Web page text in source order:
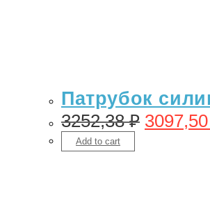
Патрубок
3252,38₽ 3097,50
Add to cart